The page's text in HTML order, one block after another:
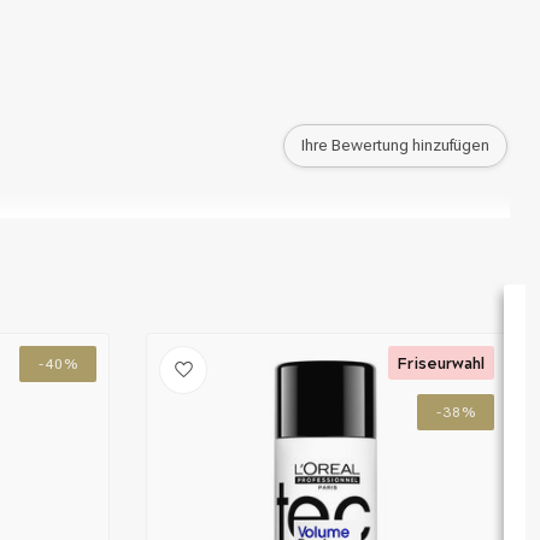
Ihre Bewertung hinzufügen
-40%
-38%
Friseurwahl